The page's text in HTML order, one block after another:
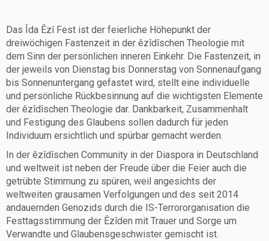
Das Îda Êzî Fest ist der feierliche Höhepunkt der
dreiwöchigen Fastenzeit in der êzîdîschen Theologie mit
dem Sinn der persönlichen inneren Einkehr. Die Fastenzeit, in
der jeweils von Dienstag bis Donnerstag von Sonnenaufgang
bis Sonnenuntergang gefastet wird, stellt eine individuelle
und persönliche Rückbesinnung auf die wichtigsten Elemente
der êzîdîschen Theologie dar. Dankbarkeit, Zusammenhalt
und Festigung des Glaubens sollen dadurch für jeden
Individuum ersichtlich und spürbar gemacht werden.
In der êzîdîschen Community in der Diaspora in Deutschland
und weltweit ist neben der Freude über die Feier auch die
getrübte Stimmung zu spüren, weil angesichts der
weltweiten grausamen Verfolgungen und des seit 2014
andauernden Genozids durch die IS-Terrororganisation die
Festtagsstimmung der Êzîden mit Trauer und Sorge um
Verwandte und Glaubensgeschwister gemischt ist.